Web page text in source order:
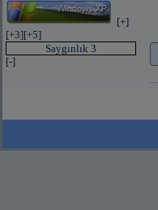
[+]
[+3][+5]
Saygınlık 3
[-]